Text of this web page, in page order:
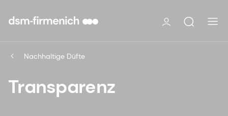
Nachhaltige Düfte
Transparenz